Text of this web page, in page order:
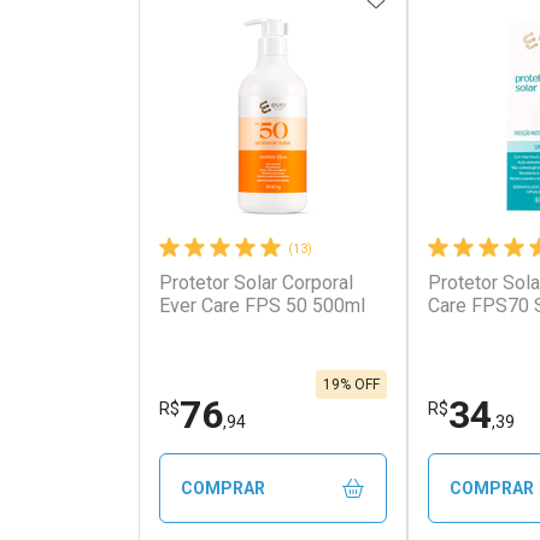
Ativar Desconto
Por R$ 227,00/cada
Por R$ 227,00/cada
Ativar
Por R$
Por R$
(13)
Protetor Solar Corporal
Ever Care FPS 50 500ml
R$76,94
19% OFF
COMPRAR
Protetor
Care FPS70
R$34,39
COMPRAR